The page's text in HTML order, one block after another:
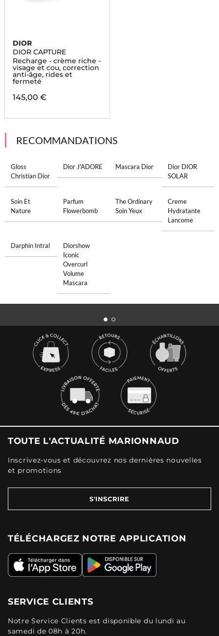
DIOR
DIOR CAPTURE
Recharge - crème riche -
visage et cou, correction
anti-âge, rides et
fermeté
145,00 €
RECOMMANDATIONS
Gloss
Christian Dior
Dior J'ADORE Mascara Dior
Dior DIOR
SOLAR
Soin Et
Nature
Parfum
Flowerbomb
The Ordinary
Soin Yeux
Creme
Hydratante
Lancome
Darphin Intral
Diorshow
Iconic
Overcurl
Volume
Mascara
TOUTE L'ACTUALITÉ MARIONNAUD
Inscrivez-vous et découvrez nos dernières nouvelles
et promotions
S'INSCRIRE
TÉLÉCHARGEZ NOTRE APPLICATION
SERVICE CLIENTS
Notre Service Clients est disponible du lundi au
samedi de 08h à 20h.